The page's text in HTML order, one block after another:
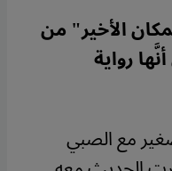
الأخير" من
رواية
مع الصبي